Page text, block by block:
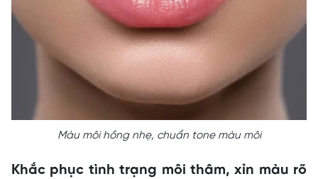
Màu môi hồng nhẹ, chuẩn tone màu môi
Khắc phục tình trạng môi thâm, xỉn màu rõ